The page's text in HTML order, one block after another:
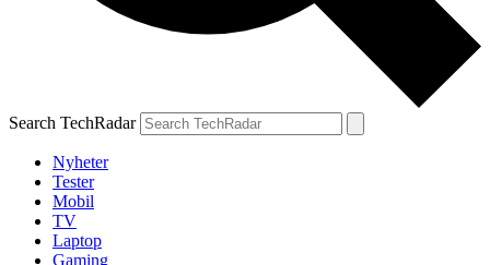
Search TechRadar
Nyheter
Tester
Mobil
TV
Laptop
Gaming